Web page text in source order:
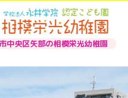
中央区矢部の相模栄光幼稚園